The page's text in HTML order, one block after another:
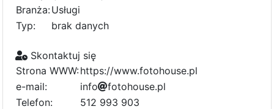
Branża:Usługi
Typ:
brak danych
Skontaktuj się
Strona WWW:https://www.fotohouse.pl
e-mail:
info 3
fotohouse.pl
Telefon:
512 993 903